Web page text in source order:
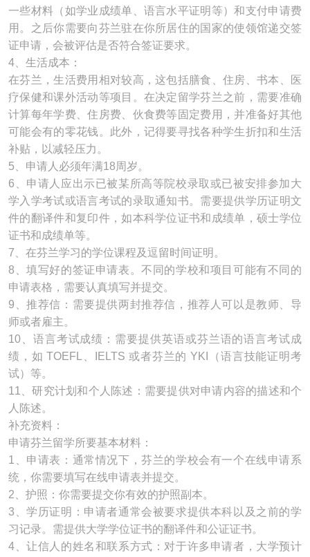
一些材料（如学业成绩单、语言水平证明等）和支付申请费
用。之后你需要向芬兰驻在你所居住的国家的使领馆递交签
证申请，会被评估是否符合签证要求。
4、生活成本：
在芬兰，生活费用相对较高，这包括膳食、住房、书本、医
疗保健和课外活动等项目。在决定留学芬兰之前，需要准确
计算每年学费、住房费、伙食费等固定费用，并准备好其他
可能会有的零花钱。此外，记得要寻找各种学生折扣和生活
补贴，以减轻压力。
5、申请人必须年满18周岁。
6、申请人应出示已被某所高等院校录取或已被安排参加大
学入学考试或语言考试的录取通知书。需要提供学历证明文
件的翻译件和复印件，如本科学位证书和成绩单，硕士学位
证书和成绩单等。
7、在芬兰学习的学位课程及逗留时间证明。
8、填写好的签证申请表。不同的学校和项目可能有不同的
申请表格，需要认真填写并提交。
9、推荐信：需要提供两封推荐信，推荐人可以是教师、导
师或者雇主。
10、语言考试成绩：需要提供英语或芬兰语的语言考试成
绩，如 TOEFL、IELTS 或者芬兰的 YKI（语言技能证明考
试）等。
11、研究计划和个人陈述：需要提供对申请内容的描述和个
人陈述。
补充资料：
申请芬兰留学所要基本材料：
1、申请表：通常情况下，芬兰的学校会有一个在线申请系
统，你需要填写在线申请表并提交。
2、护照：你需要提交你有效的护照副本。
3、学历证明：申请者通常会被要求提供本科以及之前的学
习记录。需提供大学学位证书的翻译件和公证证书。
4、让信人的姓名和联系方式：对于许多申请者，大学预计